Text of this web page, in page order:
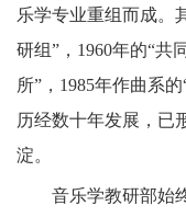
乐学专业重组而成。
研组”，1960年的“共
所”，1985年作曲系
历经数十年发展，已
淀。
音乐学教研部始